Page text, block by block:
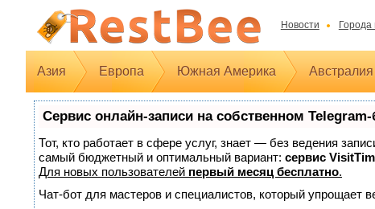
Новости Города
Азия Европа Южная Америка
Сервис онлайн-записи на собственном Telegram-
Тот, кто работает в сфере услуг, знает — без ведения
самый бюджетный и оптимальный вариант: сервис
Для новых пользователей первый месяц бесплатно.
Чат-бот для мастеров и специалистов, который упрощает